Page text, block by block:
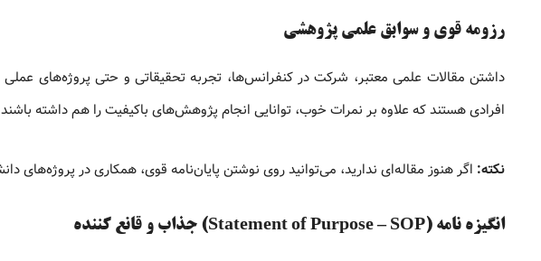
رزومه قوی و سوابق علمی پژوهشی
داشتن مقالات علمی معتبر، شرکت در کنفرانس‌ها، تجربه تحقیقاتی و حتی پروژه‌های عملی
افرادی هستند که علاوه بر نمرات خوب، توانایی انجام پژوهش‌های باکیفیت را هم داشته
نکته: اگر هنوز مقاله‌ای ندارید، می‌توانید روی نوشتن پایان‌نامه قوی، همکاری در پروژه‌های
انگیزه نامه (Statement of Purpose – SOP) جذاب و قانع کننده